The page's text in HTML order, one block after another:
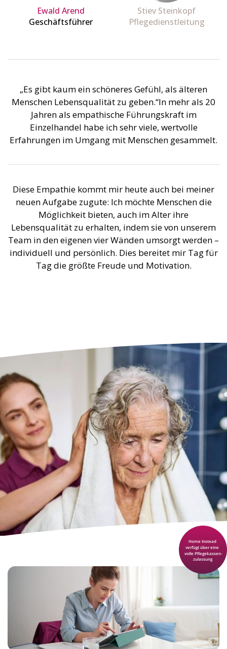
Ewald Arend
Geschäftsführer
Stiev Steinkopf
Pflegedienstleitung
„Es gibt kaum ein schöneres Gefühl, als älteren
Menschen Lebensqualität zu geben.“In mehr als 20
Jahren als empathische Führungskraft im
Einzelhandel habe ich sehr viele, wertvolle
Erfahrungen im Umgang mit Menschen gesammelt.
Diese Empathie kommt mir heute auch bei meiner
neuen Aufgabe zugute: Ich möchte Menschen die
Möglichkeit bieten, auch im Alter ihre
Lebensqualität zu erhalten, indem sie von unserem
Team in den eigenen vier Wänden umsorgt werden –
individuell und persönlich. Dies bereitet mir Tag für
Tag die größte Freude und Motivation.